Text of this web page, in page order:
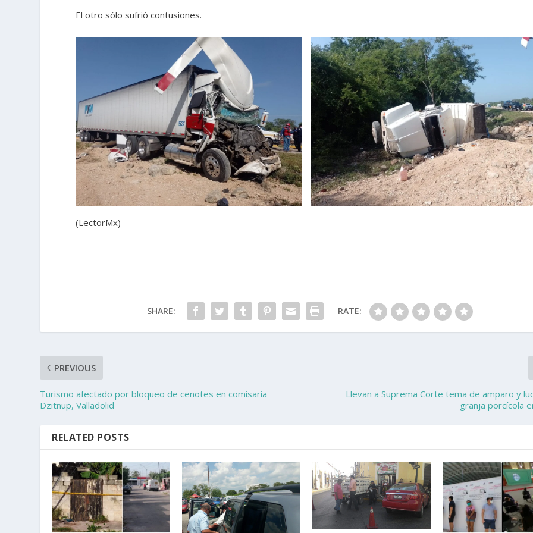
El otro sólo sufrió contusiones.
(LectorMx)
SHARE: RATE:
PREVIOUS
Turismo afectado por bloqueo de cenotes en comisaría
Dzitnup, Valladolid
Llevan a Suprema Corte tema de amparo y
granja porcícola
RELATED POSTS